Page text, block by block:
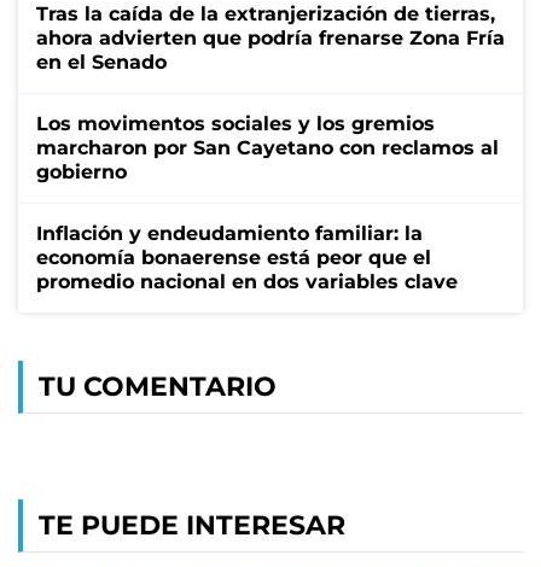
Tras la caída de la extranjerización de tierras,
ahora advierten que podría frenarse Zona Fría
en el Senado
Los movimentos sociales y los gremios
marcharon por San Cayetano con reclamos al
gobierno
Inflación y endeudamiento familiar: la
economía bonaerense está peor que el
promedio nacional en dos variables clave
TU COMENTARIO
TE PUEDE INTERESAR